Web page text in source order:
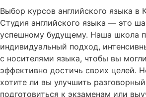
Выбор курсов английского языка в
Студия английского языка — это
успешному будущему. Наша школа
индивидуальный подход,
с носителями языка, чтобы вы
эффективно достичь своих целей.
хотите ли вы улучшить
подготовиться к экзаменам или